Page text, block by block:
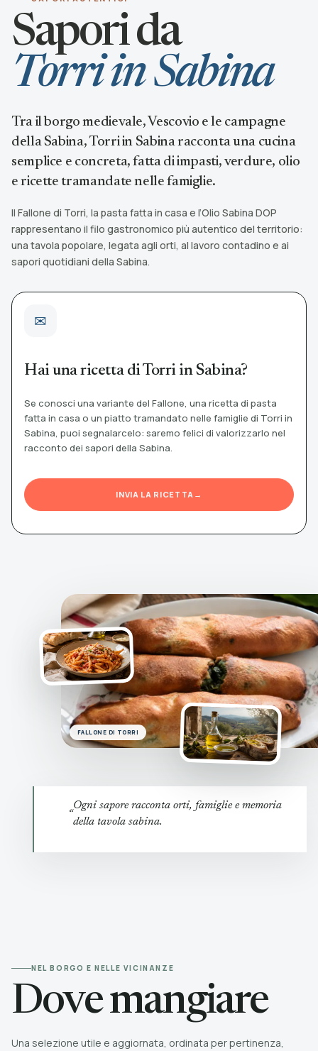
Sapori da
Torri in Sabina
Tra il borgo medievale, Vescovio e le campagne
della Sabina, Torri in Sabina racconta una cucina
semplice e concreta, fatta di impasti, verdure, olio
e ricette tramandate nelle famiglie.
Il Fallone di Torri, la pasta fatta in casa e l’Olio Sabina DOP
rappresentano il filo gastronomico più autentico del territorio:
una tavola popolare, legata agli orti, al lavoro contadino e ai
sapori quotidiani della Sabina.
Hai una ricetta di Torri in Sabina?
Se conosci una variante del Fallone, una ricetta di pasta
fatta in casa o un piatto tramandato nelle famiglie di Torri in
Sabina, puoi segnalarcelo: saremo felici di valorizzarlo nel
racconto dei sapori della Sabina.
INVIA LA RICETTA →
FALLONE DI TORRI
“
Ogni sapore racconta orti, famiglie e memoria
della tavola sabina.
NEL BORGO E NELLE VICINANZE
Dove mangiare
Una selezione utile e aggiornata, ordinata per pertinenza,